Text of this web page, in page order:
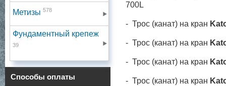
Метизы 578
Фундаментный крепеж
39
Способы оплаты
700L
- Трос (канат) на кран
- Трос (канат) на кран
- Трос (канат) на кран
- Трос (канат) на кран